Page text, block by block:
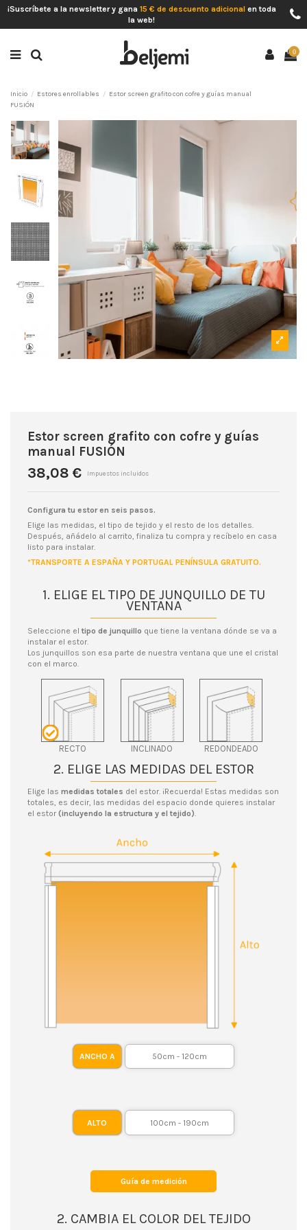
¡Suscríbete a la newsletter y gana 15 € de descuento adicional en toda
la web!
0
Inicio Estores enrollables
Estor screen grafito con cofre y guías manual
FUSIÓN
Estor screen grafito con cofre y guías
manual FUSIÓN
38,08 € Impuestos incluidos
Configura tu estor en seis pasos.
Elige las medidas, el tipo de tejido y el resto de los detalles.
Después, añádelo al carrito, finaliza tu compra y recíbelo en casa
listo para instalar.
*TRANSPORTE A ESPAÑA Y PORTUGAL PENÍNSULA GRATUITO.
1. ELIGE EL TIPO DE JUNQUILLO DE TU
VENTANA
Seleccione el tipo de junquillo que tiene la ventana dónde se va a
instalar el estor.
Los junquillos son esa parte de nuestra ventana que une el cristal
con el marco.
RECTO INCLINADO REDONDEADO
2. ELIGE LAS MEDIDAS DEL ESTOR
Elige las medidas totales del estor. ¡Recuerda! Estas medidas son
totales, es decir, las medidas del espacio donde quieres instalar
el estor (incluyendo la estructura y el tejido).
ANCHO A
ALTO
Guía de medición
2. CAMBIA EL COLOR DEL TEJIDO